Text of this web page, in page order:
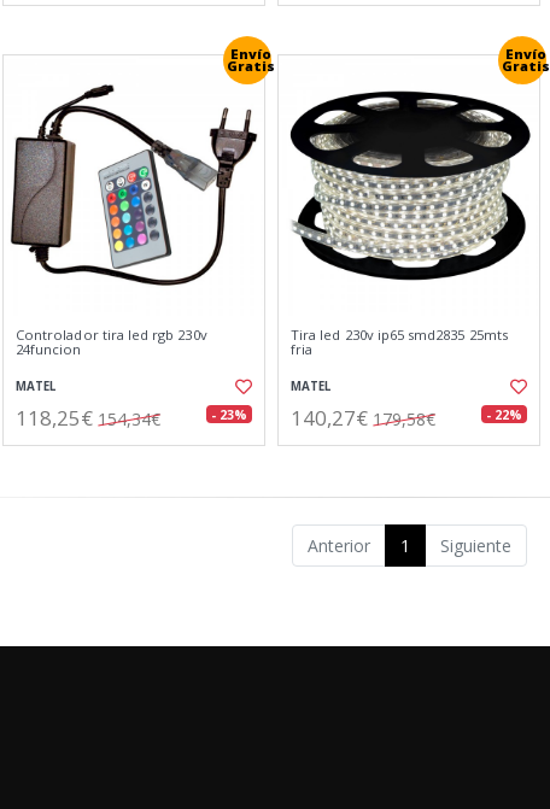
Envío
Gratis
Controlador tira led rgb 230v
24funcion
MATEL
118,25€ 154,34€ - 23%
Envío
Gratis
Tira led 230v ip65 smd2835 25mts
fria
MATEL
140,27€ 179,58€ - 22%
Anterior 1 Siguiente